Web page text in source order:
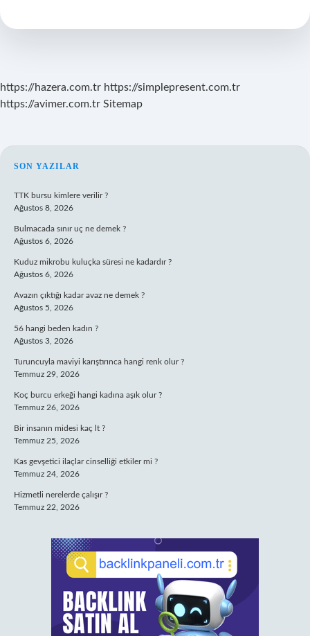
https://hazera.com.tr https://simplepresent.com.tr
https://avimer.com.tr Sitemap
SIDEBAR
SON YAZILAR
TTK bursu kimlere verilir ?
Ağustos 8, 2026
Bulmacada sınır uç ne demek ?
Ağustos 6, 2026
Kuduz mikrobu kuluçka süresi ne kadardır ?
Ağustos 6, 2026
Avazın çıktığı kadar avaz ne demek ?
Ağustos 5, 2026
56 hangi beden kadın ?
Ağustos 3, 2026
Turuncuyla maviyi karıştırınca hangi renk olur ?
Temmuz 29, 2026
Koç burcu erkeği hangi kadına aşık olur ?
Temmuz 26, 2026
Bir insanın midesi kaç lt ?
Temmuz 25, 2026
Kas gevşetici ilaçlar cinselliği etkiler mi ?
Temmuz 24, 2026
Hizmetli nerelerde çalışır ?
Temmuz 22, 2026